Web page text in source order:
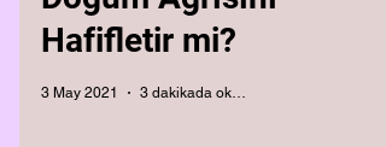
Hafifletir mi?
3 May 2021 3 dakikada okunur